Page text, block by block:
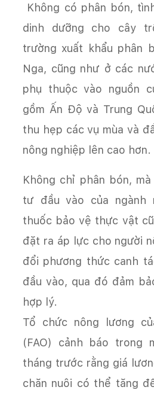
Không có phân bón,
dinh dưỡng cho cây
trường xuất khẩu phân
Nga, cũng như ở các
phụ thuộc vào nguồn
gồm Ấn Độ và Trung
thu hẹp các vụ mùa và
nông nghiệp lên cao hơn.
Không chỉ phân bón,
tư đầu vào của ngành
thuốc bảo vệ thực vật
đặt ra áp lực cho người
đổi phương thức canh
đầu vào, qua đó đảm
hợp lý.
Tổ chức nông lương
(FAO) cảnh báo trong
tháng trước rằng giá
chăn nuôi có thể tăng